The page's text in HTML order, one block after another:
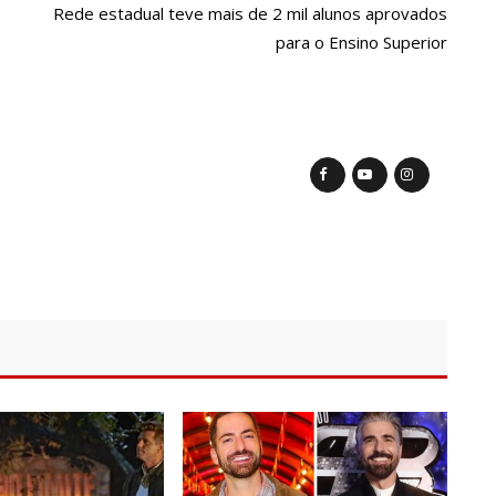
de Manaus ficarão sem energia nesta segunda-feira (15)
grava vídeo: “Te vejo no inferno”; assista
primeiro encontro com namorado após um ano de
Rede estadual teve mais de 2 mil alunos aprovados
para o Ensino Superior